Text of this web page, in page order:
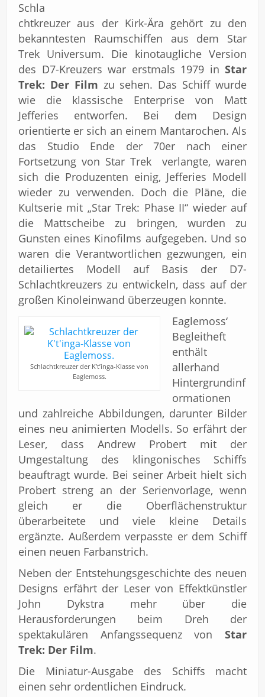
Schla
chtkreuzer aus der Kirk-Ära gehört zu den
bekanntesten Raumschiffen aus dem Star
Trek Universum. Die kinotaugliche Version
des D7-Kreuzers war erstmals 1979 in Star
Trek: Der Film zu sehen. Das Schiff wurde
wie die klassische Enterprise von Matt
Jefferies entworfen. Bei dem Design
orientierte er sich an einem Mantarochen. Als
das Studio Ende der 70er nach einer
Fortsetzung von Star Trek verlangte, waren
sich die Produzenten einig, Jefferies Modell
wieder zu verwenden. Doch die Pläne, die
Kultserie mit „Star Trek: Phase II“ wieder auf
die Mattscheibe zu bringen, wurden zu
Gunsten eines Kinofilms aufgegeben. Und so
waren die Verantwortlichen gezwungen, ein
detailiertes Modell auf Basis der D7-
Schlachtkreuzers zu entwickeln, dass auf der
großen Kinoleinwand überzeugen konnte.
Schlachtkreuzer der K’t’inga-Klasse von
Eaglemoss.
Eaglemoss‘
Begleitheft
enthält
allerhand
Hintergrundinf
ormationen
und zahlreiche Abbildungen, darunter Bilder
eines neu animierten Modells. So erfährt der
Leser, dass Andrew Probert mit der
Umgestaltung des klingonisches Schiffs
beauftragt wurde. Bei seiner Arbeit hielt sich
Probert streng an der Serienvorlage, wenn
gleich er die Oberflächenstruktur
überarbeitete und viele kleine Details
ergänzte. Außerdem verpasste er dem Schiff
einen neuen Farbanstrich.
Neben der Entstehungsgeschichte des neuen
Designs erfährt der Leser von Effektkünstler
John Dykstra mehr über die
Herausforderungen beim Dreh der
spektakulären Anfangssequenz von Star
Trek: Der Film.
Die Miniatur-Ausgabe des Schiffs macht
einen sehr ordentlichen Eindruck.